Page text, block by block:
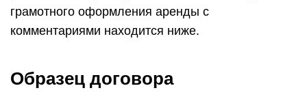
грамотного оформления аренды с
комментариями находится ниже.
Образец договора